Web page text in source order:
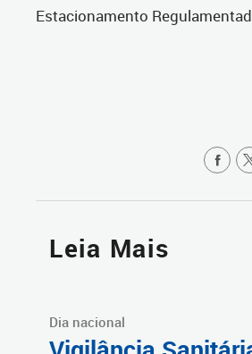
Estacionamento
Leia Mais
Dia nacional